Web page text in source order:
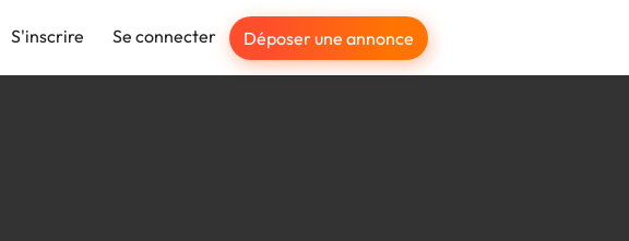
S'inscrire Se connecter Déposer une annonce